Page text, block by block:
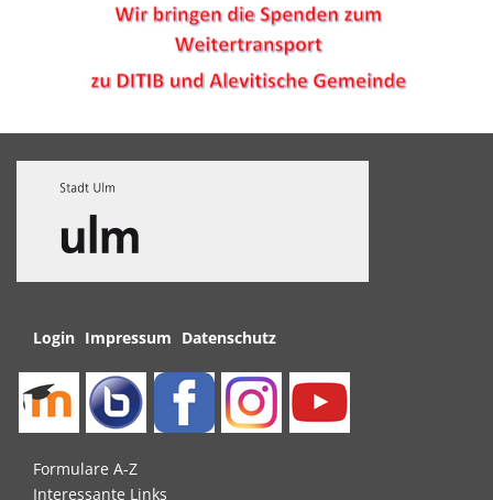
Navigation
Login Impressum Datenschutz
Navigation
überspringen
Formulare A-Z
Interessante Links